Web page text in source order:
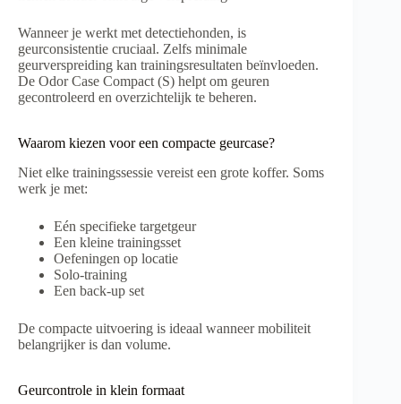
Wanneer je werkt met detectiehonden, is
geurconsistentie cruciaal. Zelfs minimale
geurverspreiding kan trainingsresultaten beïnvloeden.
De Odor Case Compact (S) helpt om geuren
gecontroleerd en overzichtelijk te beheren.
Waarom kiezen voor een compacte geurcase?
Niet elke trainingssessie vereist een grote koffer. Soms
werk je met:
Eén specifieke targetgeur
Een kleine trainingsset
Oefeningen op locatie
Solo-training
Een back-up set
De compacte uitvoering is ideaal wanneer mobiliteit
belangrijker is dan volume.
Geurcontrole in klein formaat